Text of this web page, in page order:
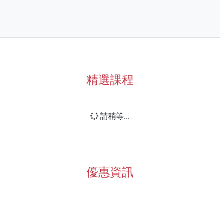
精選課程
請稍等...
優惠資訊